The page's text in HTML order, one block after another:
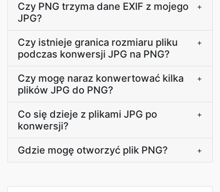
Czy PNG trzyma dane EXIF z mojego
JPG?
+
Czy istnieje granica rozmiaru pliku
podczas konwersji JPG na PNG?
+
Czy mogę naraz konwertować kilka
plików JPG do PNG?
+
Co się dzieje z plikami JPG po
konwersji?
+
Gdzie mogę otworzyć plik PNG? +